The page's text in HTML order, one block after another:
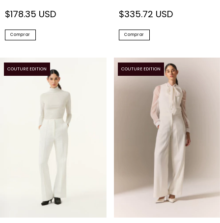
$178.35 USD
Comprar
$335.72 USD
Comprar
COUTURE EDITION COUTURE EDITION